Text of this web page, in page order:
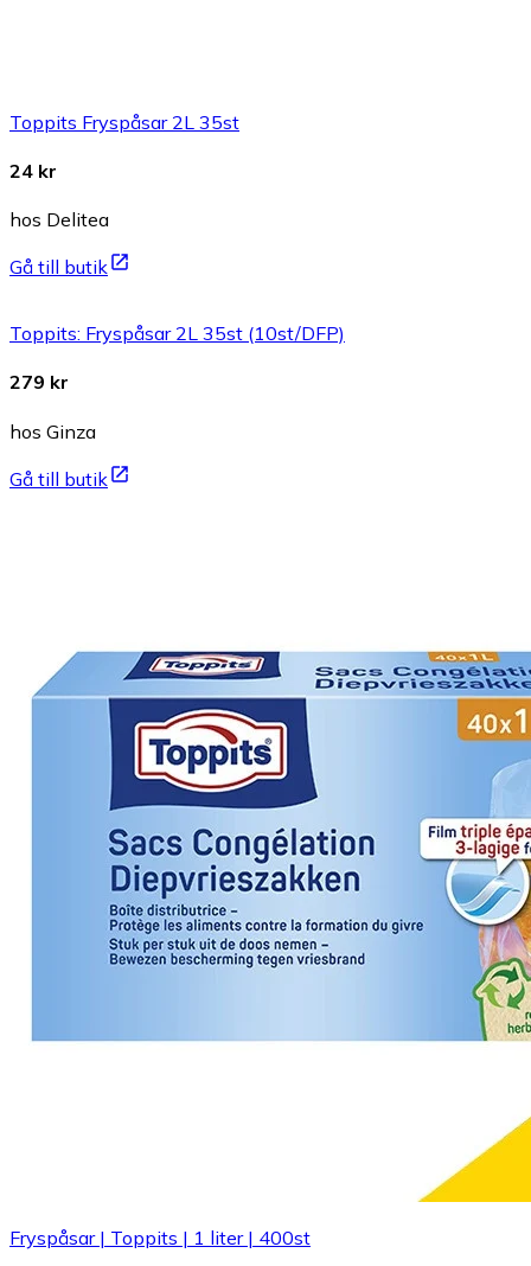
Toppits Fryspåsar 2L 35st
24 kr
hos Delitea
Gå till butik
Toppits: Fryspåsar 2L 35st (10st/DFP)
279 kr
hos Ginza
Gå till butik
Fryspåsar | Toppits | 1 liter | 400st